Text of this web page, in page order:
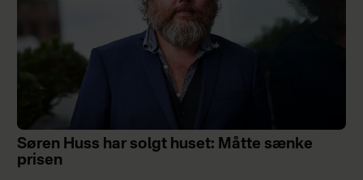
Søren Huss har solgt huset: Måtte sænke
prisen